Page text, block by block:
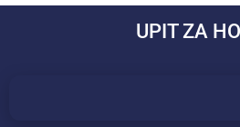
UPIT ZA